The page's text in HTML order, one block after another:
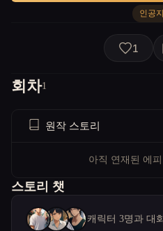
인공
1
회차1
원작 스토리
아직 연재된 에
스토리 챗
캐릭터 3명과 대